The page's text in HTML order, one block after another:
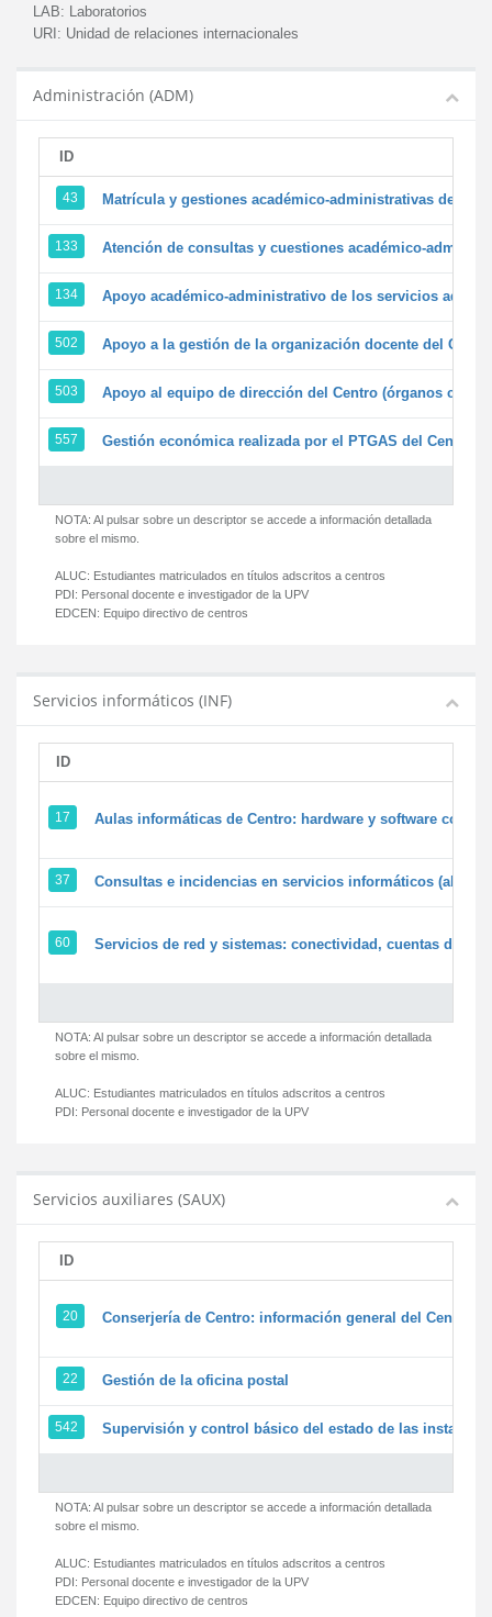
LAB: Laboratorios
URI: Unidad de relaciones internacionales
Administración (ADM)
ID
43 Matrícula y gestiones académico-administrativas de la
133 Atención de consultas y cuestiones académico-
134 Apoyo académico-administrativo de los servicios
502 Apoyo a la gestión de la organización docente del
503 Apoyo al equipo de dirección del Centro (órganos
557 Gestión económica realizada por el PTGAS del Centro
NOTA: Al pulsar sobre un descriptor se accede a información detallada
sobre el mismo.
ALUC: Estudiantes matriculados en títulos adscritos a centros
PDI: Personal docente e investigador de la UPV
EDCEN: Equipo directivo de centros
Servicios informáticos (INF)
ID
17 Aulas informáticas de Centro: hardware y software
37 Consultas e incidencias en servicios informáticos
60 Servicios de red y sistemas: conectividad, cuentas de
NOTA: Al pulsar sobre un descriptor se accede a información detallada
sobre el mismo.
ALUC: Estudiantes matriculados en títulos adscritos a centros
PDI: Personal docente e investigador de la UPV
Servicios auxiliares (SAUX)
ID
20 Conserjería de Centro: información general del Centro y
22 Gestión de la oficina postal
542 Supervisión y control básico del estado de las
NOTA: Al pulsar sobre un descriptor se accede a información detallada
sobre el mismo.
ALUC: Estudiantes matriculados en títulos adscritos a centros
PDI: Personal docente e investigador de la UPV
EDCEN: Equipo directivo de centros